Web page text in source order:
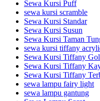
Sewa Kursi Puff
sewa kursi scramble
Sewa Kursi Standar
Sewa Kursi Susun
Sewa Kursi Taman
sewa kursi tiffany
Sewa Kursi Tiffany
Sewa Kursi Tiffany
Sewa Kursi Tiffany
sewa lampu fairy light
sewa lampu gantung